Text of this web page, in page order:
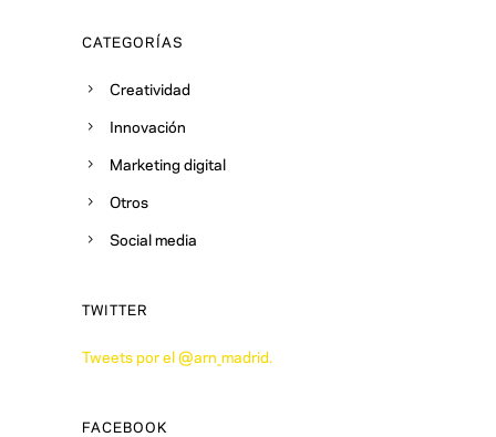
CATEGORÍAS
Creatividad
Innovación
Marketing digital
Otros
Social media
TWITTER
Tweets por el @arn_madrid.
FACEBOOK